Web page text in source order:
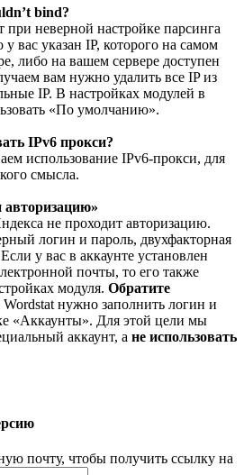
bind?
неверной настройке парсинга
вас указан IP, которого на самом
либо на вашем сервере доступен
вам нужно удалить все IP из
IP. В настройках модулей в
«По умолчанию».
IPv6 прокси?
использование IPv6-прокси, для
смысла.
не проходит авторизацию.
логин и пароль, двухфакторная
у вас в аккаунте установлен
почты, то его также
модуля. Обратите
Wordstat нужно заполнить логин и
«Аккаунты». Для этой цели мы
аккаунт, а не использовать
почту, чтобы получить ссылку на